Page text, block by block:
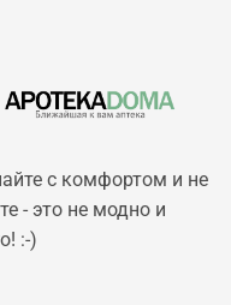
с комфортом и не
- это не модно и
:-)